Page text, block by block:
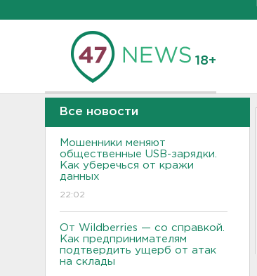
18+
Все новости
Мошенники меняют
общественные USB-зарядки.
Как уберечься от кражи
данных
22:02
От Wildberries — со справкой.
Как предпринимателям
подтвердить ущерб от атак
на склады